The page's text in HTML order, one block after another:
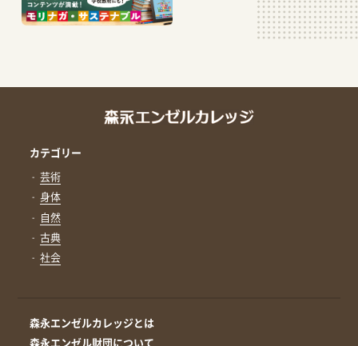
カテゴリー
芸術
身体
自然
古典
社会
森永エンゼルカレッジとは
森永エンゼル財団について